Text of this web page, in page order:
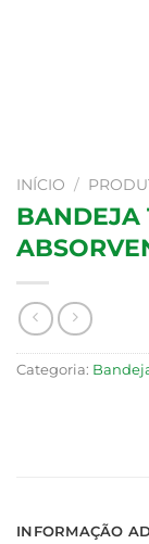
INÍCIO /
BANDEJA
Categoria:
INFORMAÇÃO